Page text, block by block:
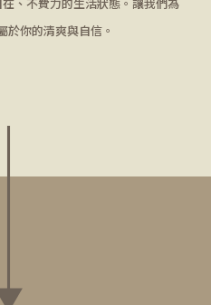
於你的清爽與自信。